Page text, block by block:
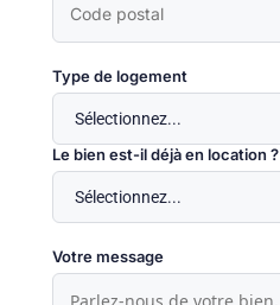
Type de logement
Le bien est-il déjà en location ?
Votre message